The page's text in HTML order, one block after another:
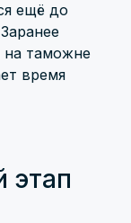
ещё до
на таможне
время
этап